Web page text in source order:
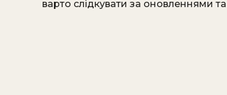
варто слідкувати за оновленнями